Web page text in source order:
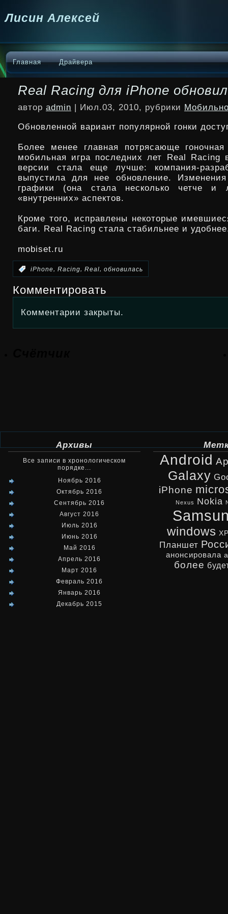
Лисин Алексей
Главная Драйвера
Real Racing для iPhone
автор admin | Июл.03, 2010, рубрики
Обновленной вариант популярной гонки
Более менее главная потрясающе
мобильная игра последних лет Real Racing
версии стала еще лучше: компания-
выпустила для нее обновление.
графики (она стала несколько четче
«внутренних» аспектов.
Кроме того, исправлены некоторые
баги. Real Racing стала стабильнее и
mobiset.ru
iPhone, Racing, Real, обновилась
Комментировать
Комментарии закрыты.
Архивы
Все записи в хронологическом
порядке...
Ноябрь 2016
Октябрь 2016
Сентябрь 2016
Август 2016
Июль 2016
Июнь 2016
Май 2016
Апрель 2016
Март 2016
Февраль 2016
Январь 2016
Декабрь 2015
Android
Galaxy
iPhone
Nexus Nokia
windows
Планшет
анонсировала
более